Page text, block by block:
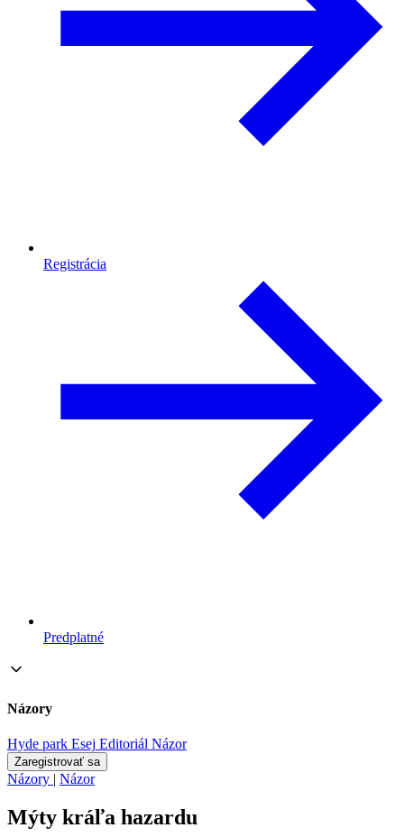
Registrácia
Predplatné
Názory
Hyde park Esej Editoriál Názor
Zaregistrovať sa
Názory | Názor
Mýty kráľa hazardu